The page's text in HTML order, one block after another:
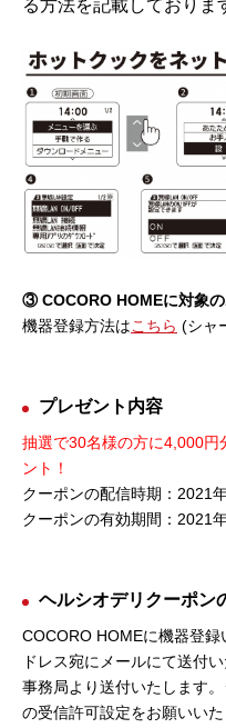
る方法を記載しておりま
③ COCORO HOMEに対象の
機器登録方法はこちら (シャ
プレゼント内容
抽選で30名様の方に4,000円
ント！
クーポンの配信時期：2021
クーポンの有効期間：2021
ヘルシオデリクーポン
COCORO HOMEに機器登
ドレス宛にメールにて送付
事務局より送付いたします
の受信許可設定をお願いいた